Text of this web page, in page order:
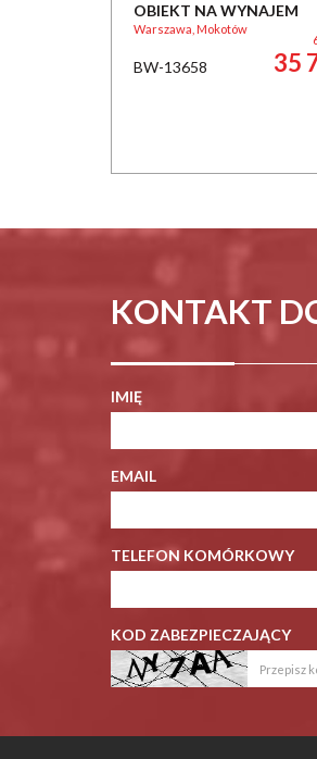
OBIEKT NA WYNAJEM
Warszawa, Mokotów
BW-13658 35
KONTAKT
IMIĘ
EMAIL
TELEFON KOMÓRKOWY
KOD ZABEZPIECZAJĄCY